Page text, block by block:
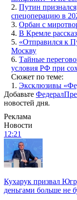
2. Путин
спецоперацию в
3. Орбан с
4. В Кремле
5. «Отправился к
Москву
6. Тайные
условия РФ при
Сюжет по теме:
1. Эксклюзивы
Добавьте
новостей дня.
Реклама
Новости
12:21
Кухарук призвал
деньгами больше не